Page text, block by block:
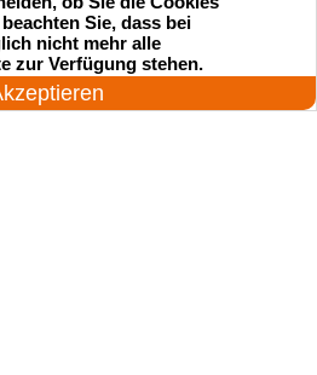
Einsatzgebiete
Preise
Sie, dass bei
nicht mehr alle
zur Verfügung stehen.